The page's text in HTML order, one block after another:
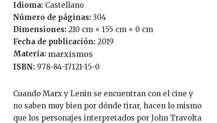
Idioma:
Castellano
Número de páginas:
304
Dimensiones: 210 cm × 155 cm × 0 cm
Fecha de publicación:
2019
Materia: marxismos
ISBN: 978-84-17121-15-0
Cuando Marx y Lenin se encuentran con el cine y
no saben muy bien por dónde tirar, hacen lo mismo
que los personajes interpretados por John Travolta